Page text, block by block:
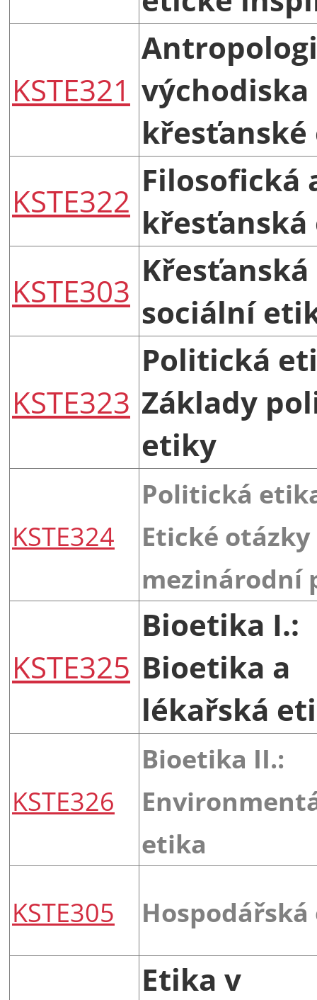
KSTE321 východiska
KSTE322
Filosofická
KSTE303
Křesťanská
sociální
KSTE323
Politická
Základy
etiky
KSTE324
Politická
Etické otázky
mezinárodní
KSTE325
Bioetika I.:
Bioetika a
lékařská
KSTE326
Bioetika II.:
etika
KSTE305
Etika v